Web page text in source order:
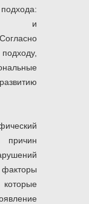
и
которые